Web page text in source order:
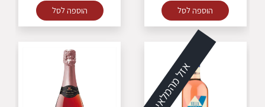
הוספה לסל הוספה לסל
אזל מהמלאי